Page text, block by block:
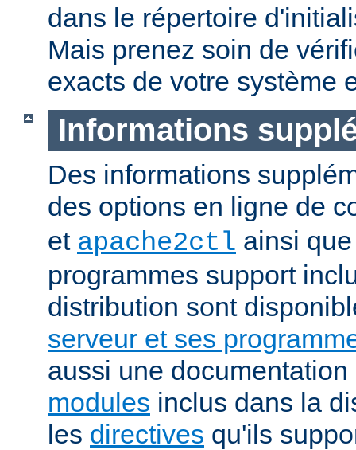
dans le répertoire
Mais prenez soin de
exacts de votre système
Informations
Des informations
des options en ligne de
et apache2ctl ainsi
programmes support
distribution sont
serveur et ses
aussi une
modules inclus dans la
les directives qu'ils